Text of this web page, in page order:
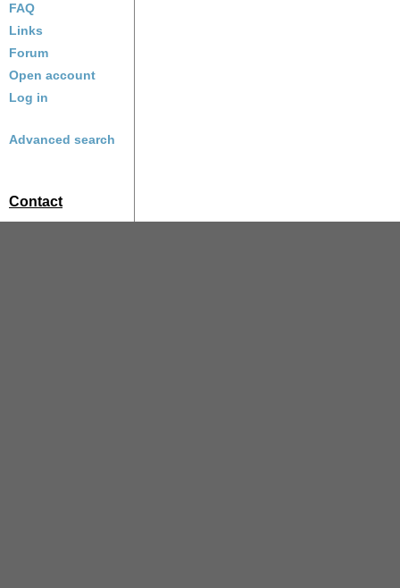
FAQ
Links
Forum
Open account
Log in
Advanced search
Contact